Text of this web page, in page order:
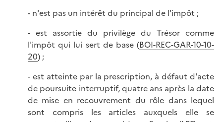
- n'est pas un intérêt du principal de l'impôt ;
- est assortie du privilège du Trésor comme
l'impôt qui lui sert de base (BOI-REC-GAR-10-10-
20) ;
- est atteinte par la prescription, à défaut d'acte
de poursuite interruptif, quatre ans après la date
de mise en recouvrement du rôle dans lequel
sont compris les articles auxquels elle se